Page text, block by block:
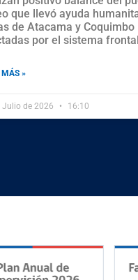
que llevó ayuda
de Atacama y Coquimbo
por el sistema frontal
MÁS »
Julio de 2026 16:10